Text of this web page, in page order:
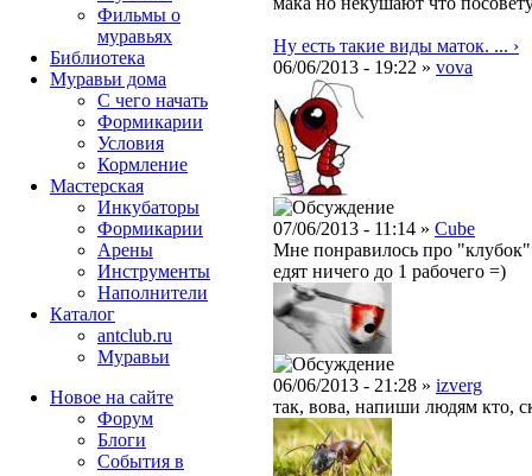
Ну есть такие виды маток. ... ›
06/06/2013 - 19:22 » vova
07/06/2013 - 11:14 » Cube
Мне понравилось про
едят ничего до 1 рабочего =)
06/06/2013 - 21:28 » izverg
так, вова, напиши людям кто,
Фильмы о
муравьях
Библиотека
Муравьи дома
С чего начать
Формикарии
Условия
Кормление
Мастерская
Инкубаторы
Формикарии
Арены
Инструменты
Наполнители
Каталог
antclub.ru
Муравьи
Новое на сайте
Форум
Блоги
События в